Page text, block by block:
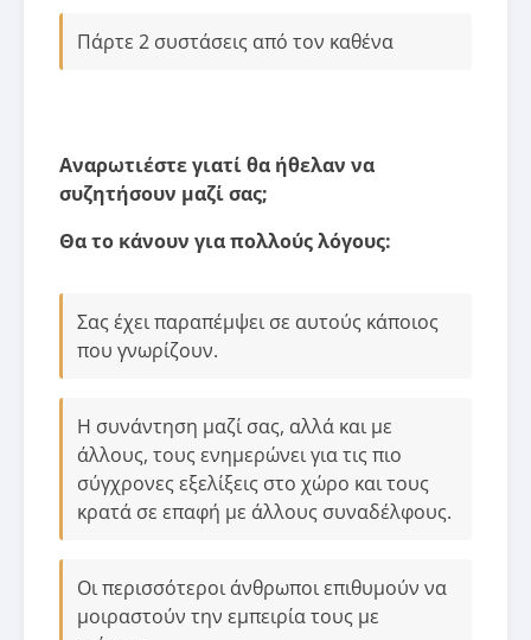
Πάρτε 2 συστάσεις από τον καθένα
Αναρωτιέστε γιατί θα ήθελαν να
συζητήσουν μαζί σας;
Θα το κάνουν για πολλούς λόγους:
Σας έχει παραπέμψει σε αυτούς κάποιος
που γνωρίζουν.
Η συνάντηση μαζί σας, αλλά και με
άλλους, τους ενημερώνει για τις πιο
σύγχρονες εξελίξεις στο χώρο και τους
κρατά σε επαφή με άλλους συναδέλφους.
Οι περισσότεροι άνθρωποι επιθυμούν να
μοιραστούν την εμπειρία τους με